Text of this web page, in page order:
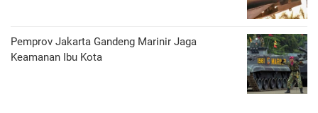
Pemprov Jakarta Gandeng Marinir Jaga
Keamanan Ibu Kota